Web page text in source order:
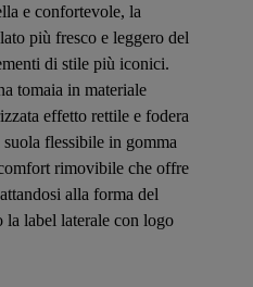
e confortevole, la
più fresco e leggero del
di stile più iconici.
tomaia in materiale
effetto rettile e fodera
flessibile in gomma
rimovibile che offre
alla forma del
label laterale con logo